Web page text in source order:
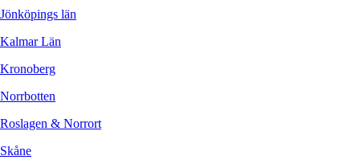
Jönköpings län
Kalmar Län
Kronoberg
Norrbotten
Roslagen & Norrort
Skåne